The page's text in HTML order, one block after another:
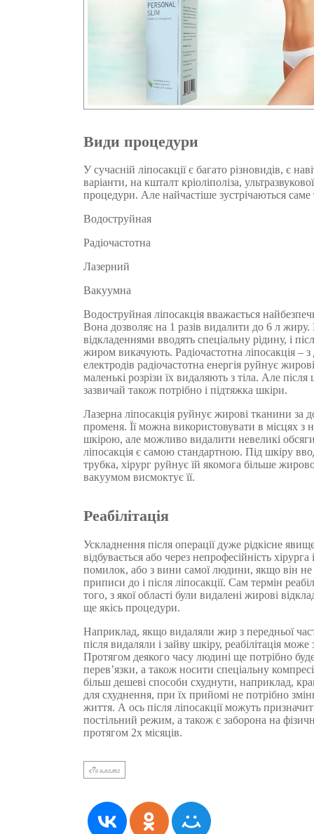
Види процедури
У сучасній ліпосакції є багато різновидів, є
варіанти, на кшталт кріоліполіза,
процедури. Але найчастіше зустрічаються саме
Водоструйная
Радіочастотна
Лазерний
Вакуумна
Водоструйная ліпосакція вважається
Вона дозволяє на 1 разів видалити до 6 л
відкладеннями вводять спеціальну рідину, і
жиром викачують. Радіочастотна ліпосакція –
електродів радіочастотна енергія руйнує
маленькі розрізи їх видаляють з тіла. Але після
зазвичай також потрібно і підтяжка шкіри.
Лазерна ліпосакція руйнує жирові тканини за
променя. Її можна використовувати в місцях
шкірою, але можливо видалити невеликі
ліпосакція є самою стандартною. Під шкіру
трубка, хірург руйнує їй якомога більше
вакуумом висмоктує її.
Реабілітація
Ускладнення після операції дуже рідкісне
відбувається або через непрофесійність
помилок, або з вини самої людини, якщо він не
приписи до і після ліпосакції. Сам термін
того, з якої області були видалені жирові
ще якісь процедури.
Наприклад, якщо видаляли жир з передньої
після видаляли і зайву шкіру, реабілітація
Протягом деякого часу людині ще потрібно
перев’язки, а також носити спеціальну
більш дешеві способи схуднути, наприклад,
для схуднення, при їх прийомі не потрібно
життя. А ось після ліпосакції можуть
постільний режим, а також є заборона на
протягом 2х місяців.